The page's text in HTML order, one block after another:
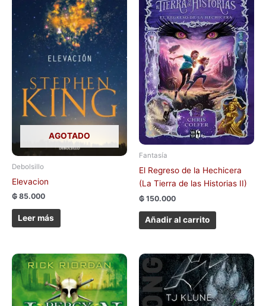
AGOTADO
Debolsillo
Elevacion
₲ 85.000
Leer más
Fantasía
El Regreso de la Hechicera
(La Tierra de las Historias II)
₲ 150.000
Añadir al carrito